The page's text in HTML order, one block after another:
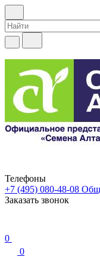
Телефоны
+7 (495) 080-48-08
Заказать звонок
0
0